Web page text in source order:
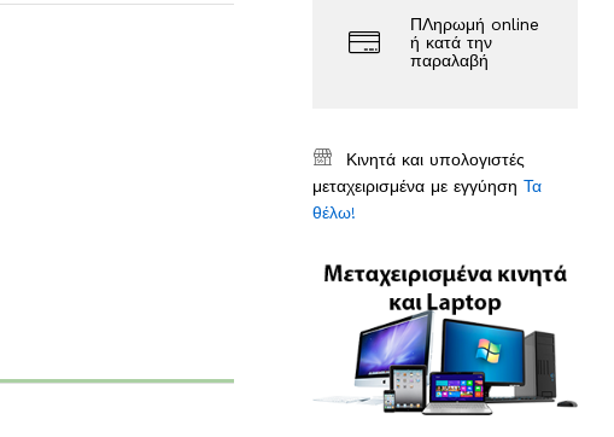
ΠΛηρωμή online
ή κατά την
παραλαβή
Κινητά και υπολογιστές
μεταχειρισμένα με εγγύησηΤα
θέλω!